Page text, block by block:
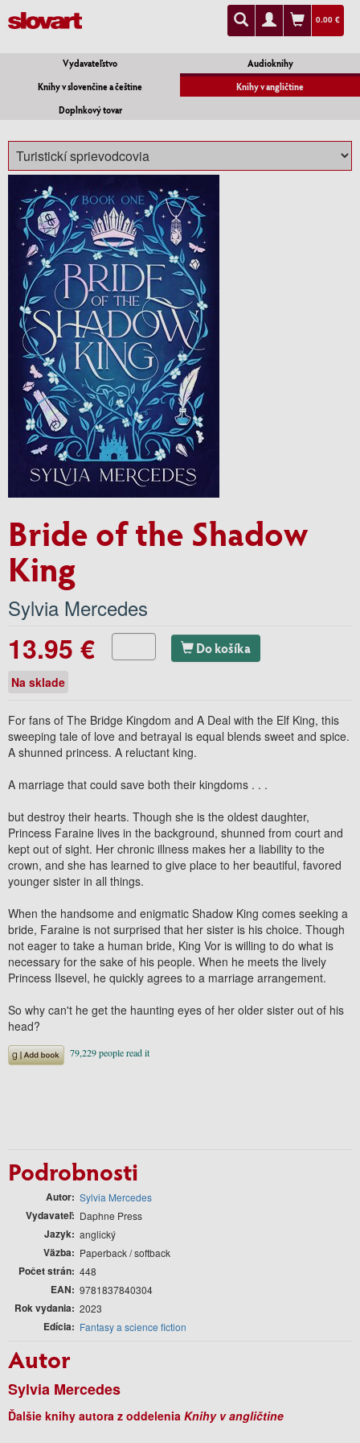
0.00 €
Vydavateľstvo
Audioknihy
Knihy v slovenčine a češtine
Knihy v angličtine
Doplnkový tovar
Bride of the Shadow
King
Sylvia Mercedes
13.95 € Do košíka
Na sklade
For fans of The Bridge Kingdom and A Deal with the Elf King, this
sweeping tale of love and betrayal is equal blends sweet and spice.
A shunned princess. A reluctant king.
A marriage that could save both their kingdoms . . .
but destroy their hearts. Though she is the oldest daughter,
Princess Faraine lives in the background, shunned from court and
kept out of sight. Her chronic illness makes her a liability to the
crown, and she has learned to give place to her beautiful, favored
younger sister in all things.
When the handsome and enigmatic Shadow King comes seeking a
bride, Faraine is not surprised that her sister is his choice. Though
not eager to take a human bride, King Vor is willing to do what is
necessary for the sake of his people. When he meets the lively
Princess Ilsevel, he quickly agrees to a marriage arrangement.
So why can't he get the haunting eyes of her older sister out of his
head?
Podrobnosti
Autor Sylvia Mercedes
Vydavateľ Daphne Press
Jazyk anglický
Väzba Paperback / softback
Počet strán 448
EAN 9781837840304
Rok vydania 2023
Edícia Fantasy a science fiction
Autor
Sylvia Mercedes
Ďalšie knihy autora z oddelenia Knihy v angličtine